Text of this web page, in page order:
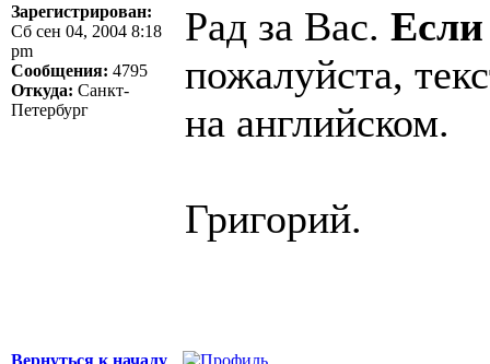
Зарегистрирован:
Сб сен 04, 2004 8:18
pm
Сообщения: 4795
Откуда: Санкт-
Петербург
Рад за Вас. Если
пожалуйста,
на английском.
Григорий.
Вернуться к началу